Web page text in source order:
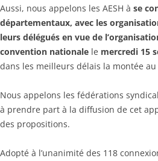
Aussi, nous appelons les AESH à se
départementaux, avec les
leurs délégués en vue de
convention nationale le mercredi 15
dans les meilleurs délais la montée
Nous appelons les fédérations
à prendre part à la diffusion de cet
des propositions.
Adopté à l’unanimité des 118